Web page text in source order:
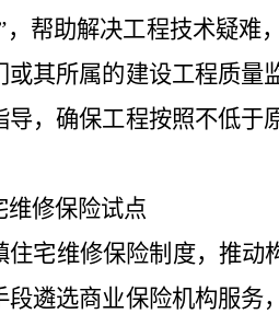
，帮助解决工程技术疑
或其所属的建设工程质
导，确保工程按照不低
维修保险试点
住宅维修保险制度，推动
段遴选商业保险机构服